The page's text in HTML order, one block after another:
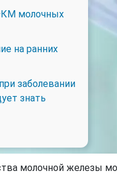
молочных
на ранних
заболевании
знать
молочной железы